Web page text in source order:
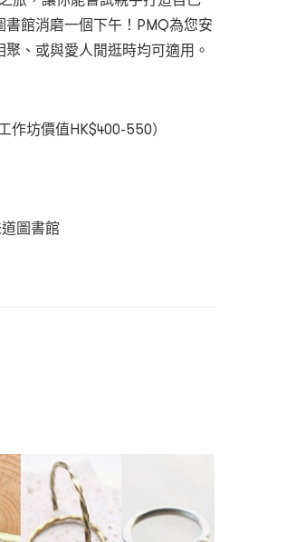
館消磨一個下午！PMQ為您安
、或與愛人閒逛時均可適用。
作坊價值HK$400-550）
圖書館